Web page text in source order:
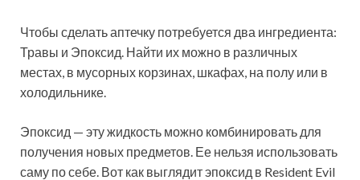
Чтобы сделать аптечку потребуется два ингредиента:
Травы и Эпоксид. Найти их можно в различных
местах, в мусорных корзинах, шкафах, на полу или в
холодильнике.
Эпоксид — эту жидкость можно комбинировать для
получения новых предметов. Ее нельзя использовать
саму по себе. Вот как выглядит эпоксид в Resident Evil